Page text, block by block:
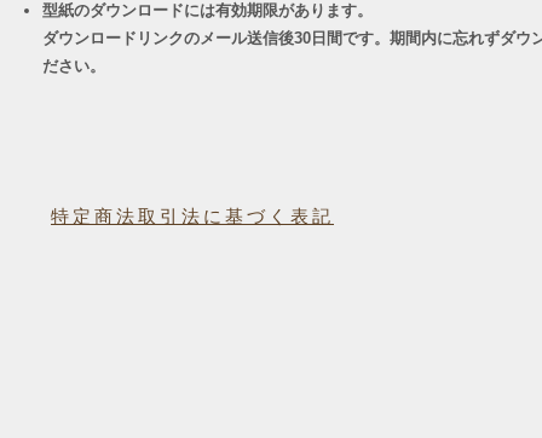
型紙のダウンロードには有効期限があります。
ダウンロードリンクのメール送信後30日間です。期間内に忘れずダウ
ださい。
特定商法取引法に基づく表記